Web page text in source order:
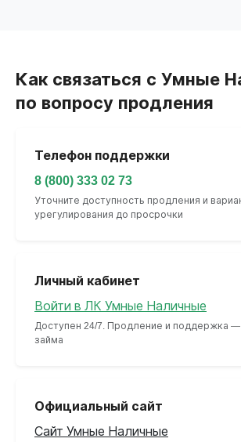
Как связаться с Умные
по вопросу продления
Телефон поддержки
8 (800) 333 02 73
Уточните доступность продления и
урегулирования до просрочки
Личный кабинет
Войти в ЛК Умные Наличные
Доступен 24/7. Продление и поддержка —
займа
Официальный сайт
Сайт Умные Наличные